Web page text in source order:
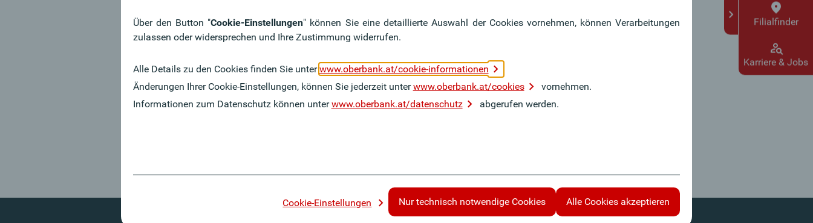
die Oberbank zu einem
besonderen Arbeitgeber?
Mehr dazu
Profitieren Sie von unseren
Sozialleistungen.
Mehr dazu
Filialfinder
Karriere & Jobs
Über den Button "Cookie-Einstellungen" können Sie eine detaillierte Auswahl der Cookies vornehmen, können Verarbeitungen
zulassen oder widersprechen und Ihre Zustimmung widerrufen.
Alle Details zu den Cookies finden Sie unterwww.oberbank.at/cookie-informationen
Änderungen Ihrer Cookie-Einstellungen, können Sie jederzeit unterwww.oberbank.at/cookies
vornehmen.
Informationen zum Datenschutz können unterwww.oberbank.at/datenschutz abgerufen werden.
Cookie-Einstellungen Nur technisch notwendige Cookies Alle Cookies akzeptieren